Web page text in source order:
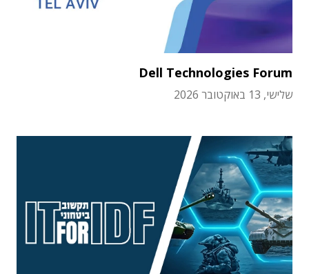
Dell Technologies Forum
שלישי, 13 באוקטובר 2026